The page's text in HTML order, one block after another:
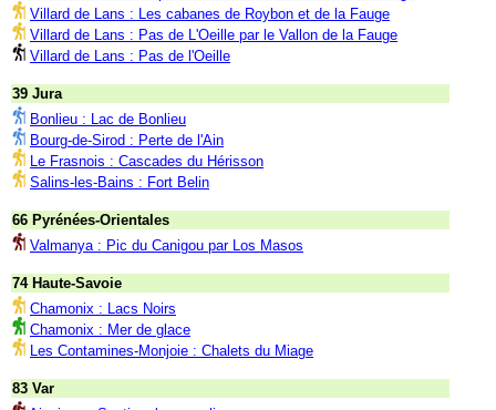
Villard de Lans : Les cabanes de Roybon et de la Fauge
Villard de Lans : Pas de L'Oeille par le Vallon de la Fauge
Villard de Lans : Pas de l'Oeille
39 Jura
Bonlieu : Lac de Bonlieu
Bourg-de-Sirod : Perte de l'Ain
Le Frasnois : Cascades du Hérisson
Salins-les-Bains : Fort Belin
66 Pyrénées-Orientales
Valmanya : Pic du Canigou par Los Masos
74 Haute-Savoie
Chamonix : Lacs Noirs
Chamonix : Mer de glace
Les Contamines-Monjoie : Chalets du Miage
83 Var